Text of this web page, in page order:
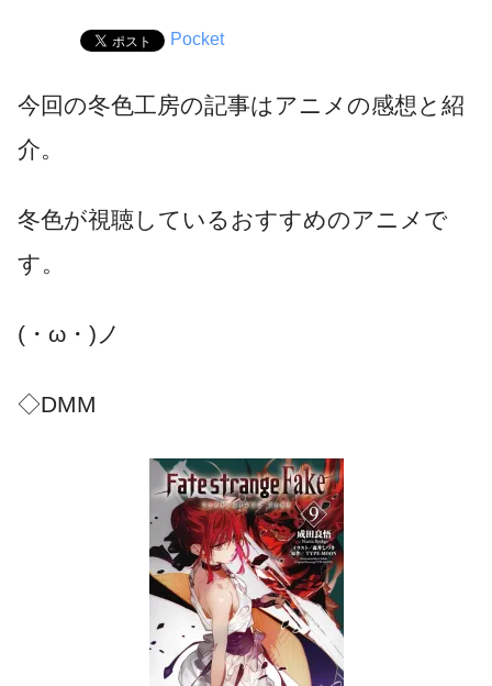
Pocket
今回の冬色工房の記事はアニメの感想と紹
介。
冬色が視聴しているおすすめのアニメで
す。
(・ω・)ノ
◇DMM